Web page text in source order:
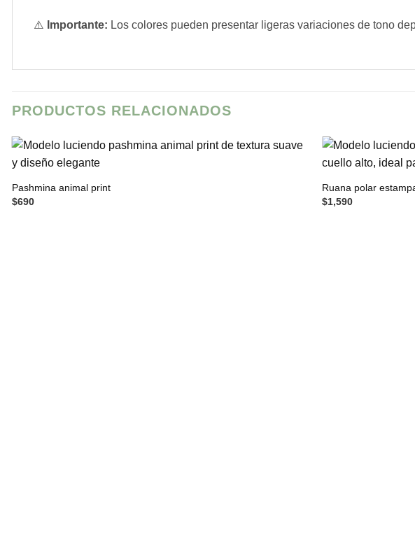
⚠️ Importante: Los colores pueden presentar ligeras variaciones de tono
PRODUCTOS RELACIONADOS
Pashmina animal print
$690
Ruana polar
$1,590